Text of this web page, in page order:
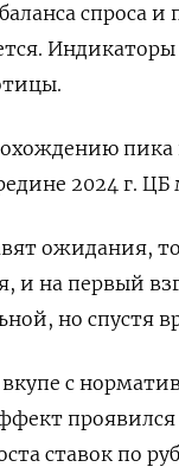
спроса
пика
2024 г.
ожидания,
и на первый
но спустя
с
ставок по